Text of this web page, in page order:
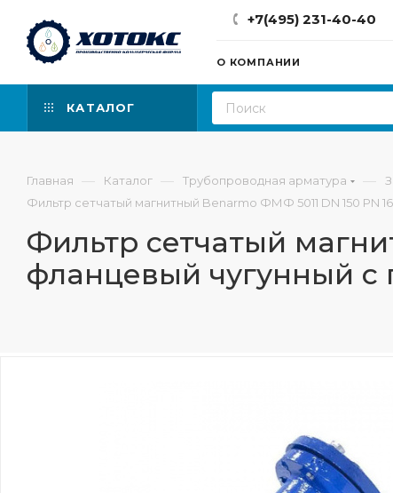
+7(495) 231-40-40
О КОМПАНИИ
КАТАЛОГ
Главная — Каталог — Трубопроводная арматура —
Фильтр сетчатый магнитный Benarmo ФМФ 5011 DN 150 PN
Фильтр сетчатый
фланцевый чугунный с